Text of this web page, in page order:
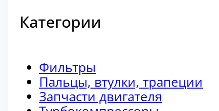
Категории
Фильтры
Пальцы, втулки, трапеции
Запчасти двигателя